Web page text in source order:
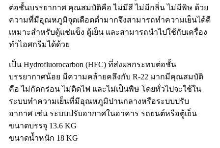
ต่อชั้นบรรยากาศ คุณสมบัติคือ ไม่มีสี ไม่มีกลิ่น ไม่มีพิษ ด้วย
ความที่มีอุณหภูมิจุดเดือดต่ำมากจึงสามารถทำความเย็นได้ดี
เหมาะสำหรับตู้แช่แข็ง ตู้เย็น และสามารถนำไปใช้กับเครื่อง
ทำไอศกรีมได้ด้วย
เป็น Hydrofluorocarbon (HFC) ที่ส่งผลกระทบต่อชั้น
บรรยากาศน้อย มีความคล้ายคลึงกับ R-22 มากมีคุณสมบัติ
คือ ไม่กัดกร่อน ไม่ติดไฟ และไม่เป็นพิษ โดยทั่วไปจะใช้ใน
ระบบทำความเย็นที่มีอุณหภูมิปานกลางหรือระบบปรับ
อากาศ เช่น ระบบปรับอากาศในอาคาร รถยนต์หรือตู้เย็น
ขนาดบรรจุ 13.6 KG
ขนาดน้ำหนัก 18 KG